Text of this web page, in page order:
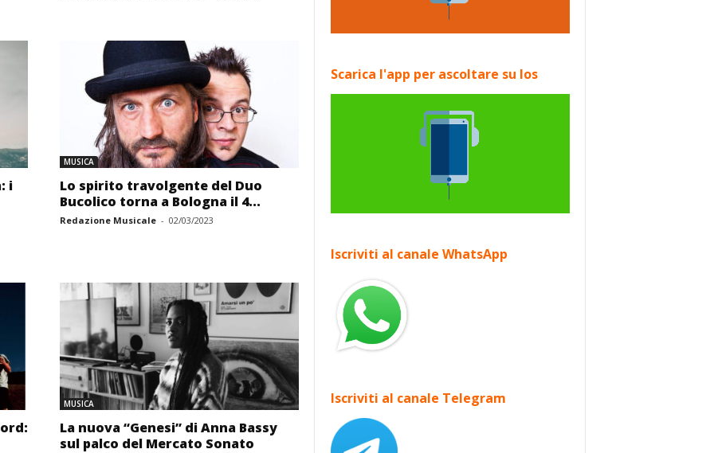
i
MUSICA
Lo spirito travolgente del Duo
Bucolico torna a Bologna il 4...
Redazione Musicale - 02/03/2023
MUSICA
La nuova “Genesi” di Anna Bassy
sul palco del Mercato Sonato
Scarica l'app per ascoltare su Ios
Iscriviti al canale WhatsApp
Iscriviti al canale Telegram